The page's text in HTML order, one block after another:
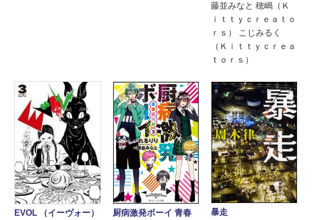
藤並みなと 穂嶋（Ｋ
ｉｔｔｙｃｒｅａｔｏ
ｒｓ） こじみるく
（Ｋｉｔｔｙｃｒｅａ
ｔｏｒｓ）
EVOL （イーヴォー）
厨病激発ボーイ 青春
暴走